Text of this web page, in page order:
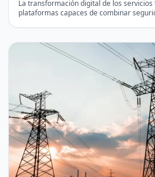
La transformación digital de los
plataformas capaces de combinar